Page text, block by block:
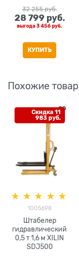
32 255 руб.
28 799 руб.
выгода3 456 руб.
КУПИТЬ
Похожие
Скидка 11
983 руб.
1005698
Штабелер
гидравлический
0,5 т 1,6 м XILIN
SDJ500